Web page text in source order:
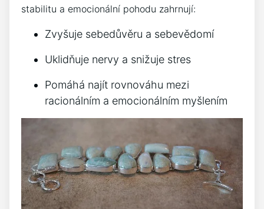
stabilitu a emocionální pohodu zahrnují:
Zvyšuje sebedůvěru a sebevědomí
Uklidňuje nervy a snižuje stres
Pomáhá najít rovnováhu mezi
racionálním a emocionálním myšlením